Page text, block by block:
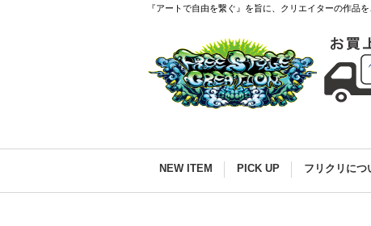
『アートで自由を繋ぐ』を旨に、クリエイターの作品
NEW ITEM PICK UP フリクリにつ